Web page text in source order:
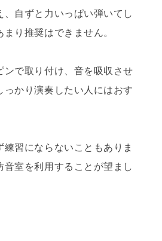
自ずと力いっぱい弾いてし
り推奨はできません。
で取り付け、音を吸収させ
かり演奏したい人にはおす
習にならないこともありま
室を利用することが望まし